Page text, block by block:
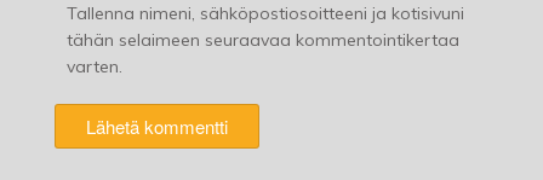
Tallenna nimeni, sähköpostiosoitteeni ja kotisivuni
tähän selaimeen seuraavaa kommentointikertaa
varten.